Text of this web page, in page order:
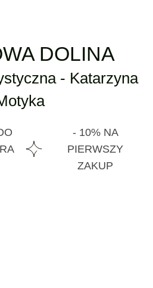
DOLINA
- Katarzyna
- 10% NA
PIERWSZY
ZAKUP